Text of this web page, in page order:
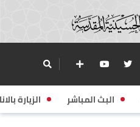
البث المباشر الزيارة